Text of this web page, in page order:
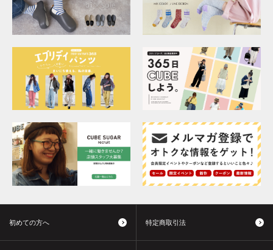
初めての方へ 特定商取引法